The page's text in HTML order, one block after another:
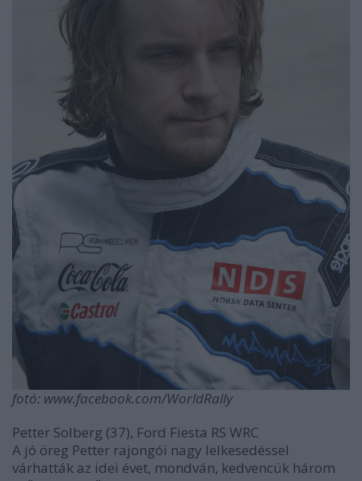
fotó: www.facebook.com/WorldRally
Petter Solberg (37), Ford Fiesta RS WRC
A jó öreg Petter rajongói nagy lelkesedéssel
várhatták az idei évet, mondván, kedvencük három